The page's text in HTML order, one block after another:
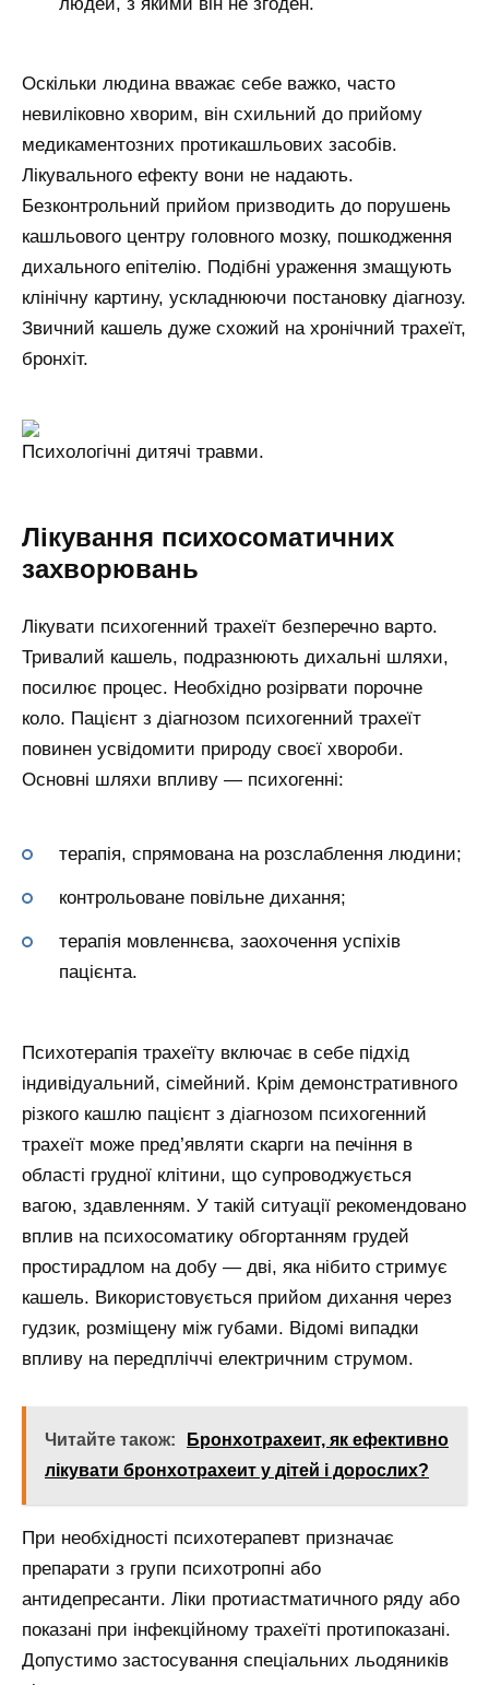
Оскільки людина вважає себе важко, часто
невиліковно хворим, він схильний до прийому
медикаментозних протикашльових засобів.
Лікувального ефекту вони не надають.
Безконтрольний прийом призводить до порушень
кашльового центру головного мозку, пошкодження
дихального епітелію. Подібні ураження змащують
клінічну картину, ускладнюючи постановку діагнозу.
Звичний кашель дуже схожий на хронічний трахеїт,
бронхіт.
Психологічні дитячі травми.
Лікування психосоматичних
захворювань
Лікувати психогенний трахеїт безперечно варто.
Тривалий кашель, подразнюють дихальні шляхи,
посилює процес. Необхідно розірвати порочне
коло. Пацієнт з діагнозом психогенний трахеїт
повинен усвідомити природу своєї хвороби.
Основні шляхи впливу — психогенні:
терапія, спрямована на розслаблення людини;
контрольоване повільне дихання;
терапія мовленнєва, заохочення успіхів
пацієнта.
Психотерапія трахеїту включає в себе підхід
індивідуальний, сімейний. Крім демонстративного
різкого кашлю пацієнт з діагнозом психогенний
трахеїт може пред’являти скарги на печіння в
області грудної клітини, що супроводжується
вагою, здавленням. У такій ситуації рекомендовано
вплив на психосоматику обгортанням грудей
простирадлом на добу — дві, яка нібито стримує
кашель. Використовується прийом дихання через
гудзик, розміщену між губами. Відомі випадки
впливу на передпліччі електричним струмом.
Читайте також:
Бронхотрахеит, як ефективно
лікувати бронхотрахеит у дітей і дорослих?
При необхідності психотерапевт призначає
препарати з групи психотропні або
антидепресанти. Ліки протиастматичного ряду або
показані при інфекційному трахеїті протипоказані.
Допустимо застосування спеціальних льодяників